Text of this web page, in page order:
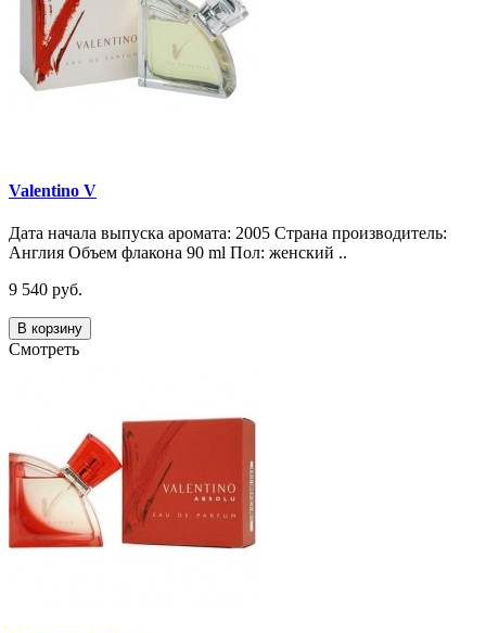
Valentino V
Дата начала выпуска аромата: 2005 Страна производитель:
Англия Объем флакона 90 ml Пол: женский ..
9 540 руб.
В корзину
Смотреть